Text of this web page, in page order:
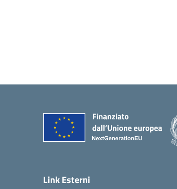
Link Esterni